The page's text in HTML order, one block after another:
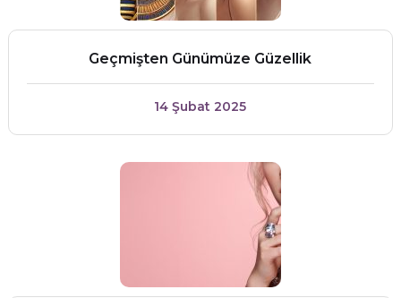
Geçmişten Günümüze Güzellik
14 Şubat 2025